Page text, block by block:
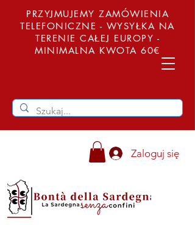
PRZYJMUJEMY ZAMÓWIENIA
TELEFONICZNE - WYSYŁKA NA
TERENIE CAŁEJ EUROPY -
MINIMALNA KWOTA 60€
Zaloguj się